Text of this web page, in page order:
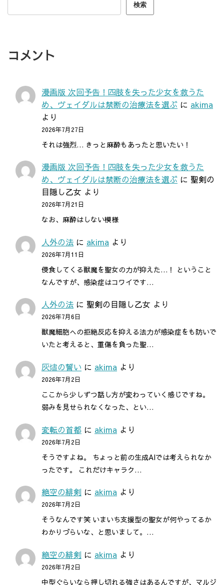
検索
コメント
漫画版 次回予告！四肢を失った少女を救うた
め、ヴェイダルは禁断の治療法を選ぶ に akima
より
2026年7月27日
それは強烈… きっと麻酔もあったと思いたい！
漫画版 次回予告！四肢を失った少女を救うた
め、ヴェイダルは禁断の治療法を選ぶ に 聖剣の
目隠し乙女 より
2026年7月21日
なお、麻酔はしない模様
人外の法 に akima より
2026年7月11日
侵食してくる獣魔を聖女の力が抑えた…！ ということ
なんですが、感染症はコワイです…
人外の法 に 聖剣の目隠し乙女 より
2026年7月6日
獣魔細胞への拒絶反応を抑える法力が感染症をも防いで
いたと考えると、重傷を負った聖…
灰燼の誓い に akima より
2026年7月2日
ここから少しずつ話し方が変わっていく感じですね。
弱みを見せられなくなった、とい…
変転の首都 に akima より
2026年7月2日
そうですよね。 ちょっと前の生成AIでは考えられなか
ったです。 これだけキャラク…
絶空の緋剣 に akima より
2026年7月2日
そうなんです笑 いまいち支援型の聖女が何やってるか
わかりづらいな、と思いまして。…
絶空の緋剣 に akima より
2026年7月2日
中型ぐらいなら押し切れる強さはあるんですが、マルジ